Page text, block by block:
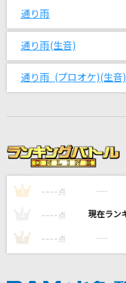
[生音]ピーターパン
Time goes by
夜空に咲く花
MEGARYU
ガラスを割れ!
通り雨
通り雨(生音)
通り雨 (プロオケ)(生音)
1 ---- 点 ----
---- 点 ----
3 ---- 点 ----